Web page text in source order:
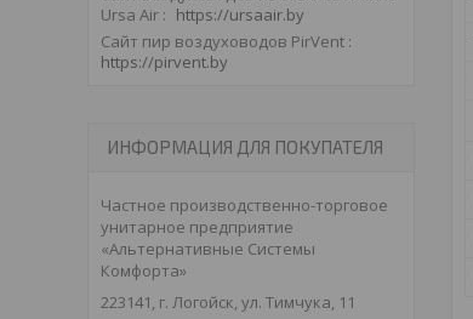
Ursa Air
https://ursaair.by
Сайт пир воздуховодов PirVent
https://pirvent.by
ИНФОРМАЦИЯ ДЛЯ ПОКУПАТЕЛЯ
Частное производственно-торговое
унитарное предприятие
«Альтернативные Системы
Комфорта»
223141, г. Логойск, ул. Тимчука, 11